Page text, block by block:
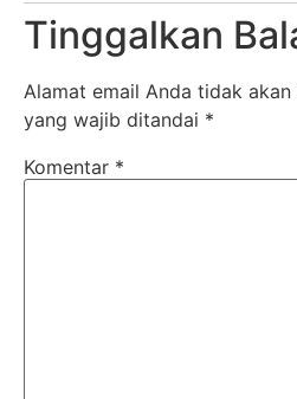
Tinggalkan
Alamat email Anda tidak
yang wajib ditandai *
Komentar *